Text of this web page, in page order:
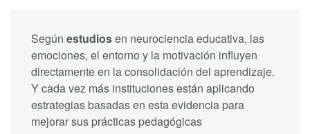
Según estudiosen neurociencia educativa, las
emociones, el entorno y la motivación influyen
directamente en la consolidación del aprendizaje.
Y cada vez más instituciones están aplicando
estrategias basadas en esta evidencia para
mejorar sus prácticas pedagógicas